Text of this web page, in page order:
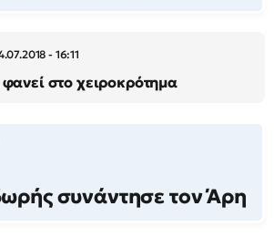
- 16:11
στο χειροκρότημα
συνάντησε τον Άρη